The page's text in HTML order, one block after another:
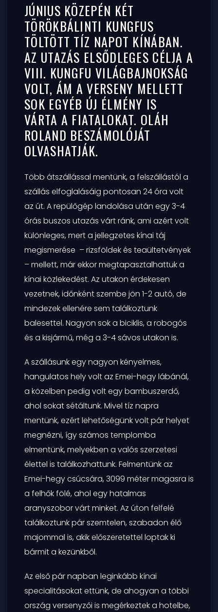
JÚNIUS KÖZEPÉN KÉT
TÖRÖKBÁLINTI KUNGFUS
TÖLTÖTT TÍZ NAPOT KÍNÁBAN.
AZ UTAZÁS ELSŐDLEGES CÉLJA A
VIII. KUNGFU VILÁGBAJNOKSÁG
VOLT, ÁM A VERSENY MELLETT
SOK EGYÉB ÚJ ÉLMÉNY IS
VÁRTA A FIATALOKAT. OLÁH
ROLAND BESZÁMOLÓJÁT
OLVASHATJÁK.
Több átszállással mentünk, a felszállástól a
szállás elfoglalásáig pontosan 24 óra volt
az út. A repülőgép landolása után egy 3-4
órás buszos utazás várt ránk, ami azért volt
különleges, mert a jellegzetes kínai táj
megismerése – rizsföldek és teaültetvények
– mellett, már ekkor megtapasztalhattuk a
kínai közlekedést. Az utakon érdekesen
vezetnek, időnként szembe jön 1-2 autó, de
mindezek ellenére sem találkoztunk
balesettel. Nagyon sok a biciklis, a robogós
és a kisjármű, még a 3-4 sávos utakon is.
A szállásunk egy nagyon kényelmes,
hangulatos hely volt az Emei-hegy lábánál,
a közelben pedig volt egy bambuszerdő,
ahol sokat sétáltunk. Mivel tíz napra
mentünk, ezért lehetőségünk volt pár helyet
megnézni, így számos templomba
elmentünk, melyekben a valós szerzetesi
élettel is találkozhattunk. Felmentünk az
Emei-hegy csúcsára, 3099 méter magasra is
a felhők fölé, ahol egy hatalmas
aranyszobor várt minket. Az úton felfelé
találkoztunk pár szemtelen, szabadon élő
majommal is, akik előszeretettel loptak ki
bármit a kezünkből.
Az első pár napban leginkább kínai
specialitásokat ettünk, de ahogyan a többi
ország versenyzői is megérkeztek a hotelbe,